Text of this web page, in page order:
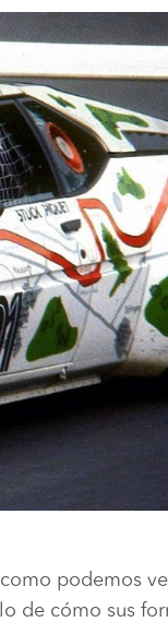
podemos
de cómo sus